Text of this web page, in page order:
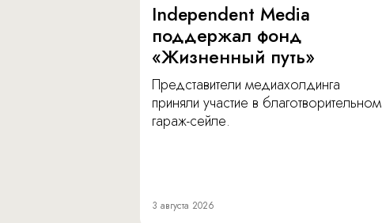
Independent Media
поддержал фонд
«Жизненный путь»
Представители медиахолдинга
приняли участие в благотворительном
гараж-сейле.
3 августа 2026